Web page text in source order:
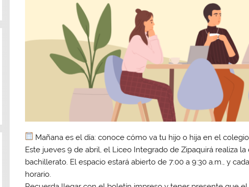
Mañana es el día: conoce cómo va tu hijo o hija en el colegio.
Este jueves 9 de abril, el Liceo Integrado de Zipaquirá realiza
bachillerato. El espacio estará abierto de 7:00 a 9:30 a.m., y
horario.